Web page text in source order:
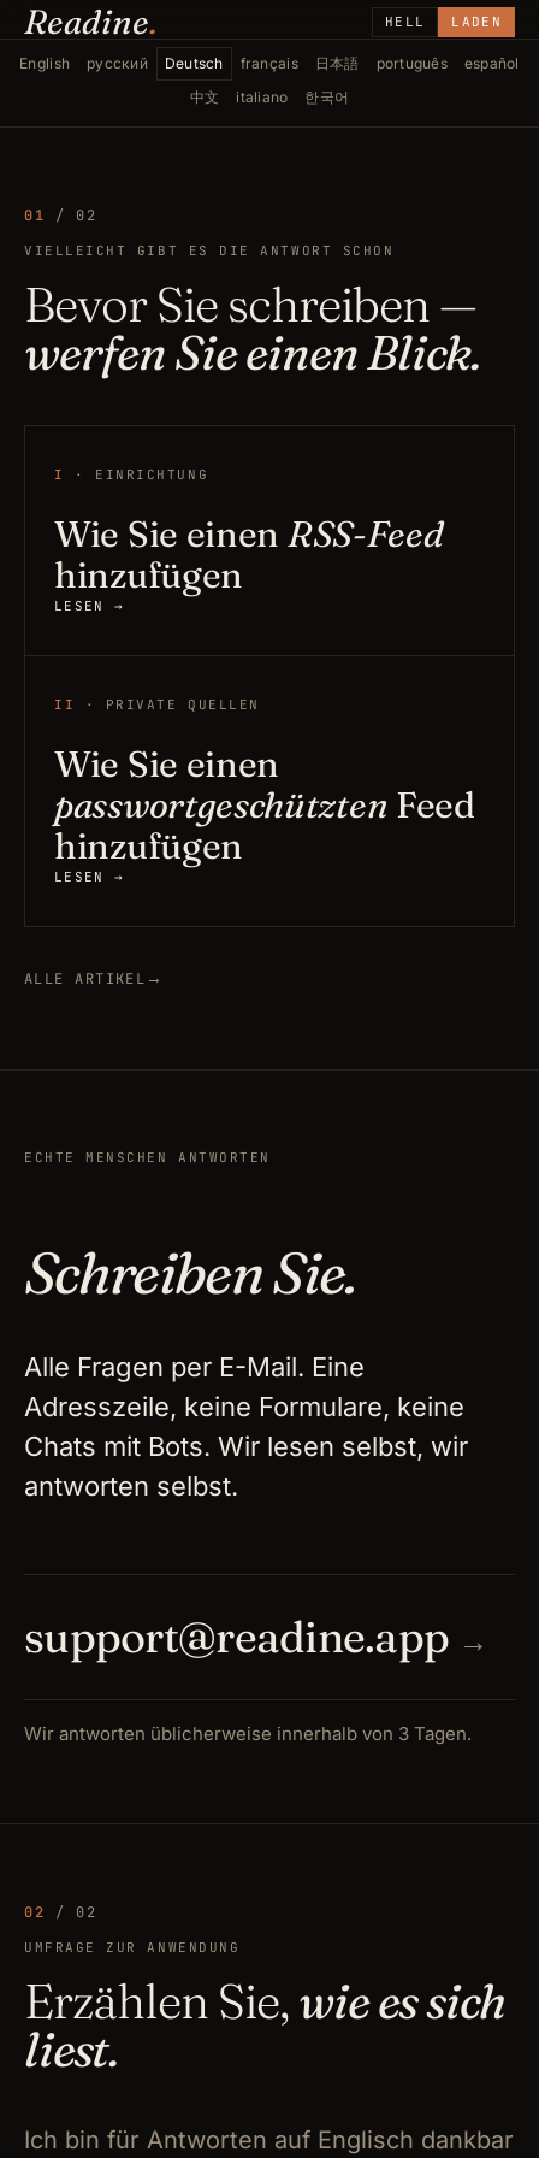
Readine. HELL LADEN
English русский Deutsch français 日本語 português
español
中文
italiano 한국어
01 / 02
VIELLEICHT GIBT ES DIE ANTWORT SCHON
Bevor Sie schreiben —
werfen Sie einen Blick.
I · EINRICHTUNG
Wie Sie einen RSS-Feed
hinzufügen
LESEN →
II · PRIVATE QUELLEN
Wie Sie einen
passwortgeschützten Feed
hinzufügen
LESEN →
ALLE ARTIKEL →
ECHTE MENSCHEN ANTWORTEN
Schreiben Sie.
Alle Fragen per E-Mail. Eine
Adresszeile, keine Formulare, keine
Chats mit Bots. Wir lesen selbst, wir
antworten selbst.
support@readine.app →
Wir antworten üblicherweise innerhalb von 3 Tagen.
02 / 02
UMFRAGE ZUR ANWENDUNG
Erzählen Sie,wie es sich
liest.
Ich bin für Antworten auf Englisch dankbar